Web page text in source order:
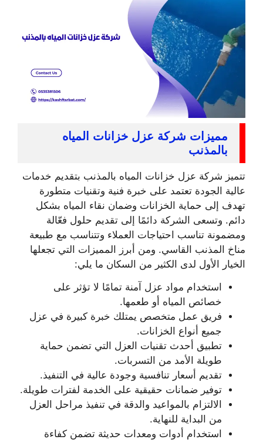
مميزات شركة عزل خزانات المياه
بالمذنب
تتميز شركة عزل خزانات المياه بالمذنب بتقديم خدمات
عالية الجودة تعتمد على خبرة فنية وتقنيات متطورة
تهدف إلى حماية الخزانات وضمان نقاء المياه بشكل
دائم. وتسعى الشركة دائمًا إلى تقديم حلول فعّالة
ومضمونة تناسب احتياجات العملاء وتتناسب مع طبيعة
مناخ المذنب القاسي. ومن أبرز المميزات التي تجعلها
الخيار الأول لدى الكثير من السكان ما يلي:
استخدام مواد عزل آمنة تمامًا لا تؤثر على
خصائص المياه أو طعمها.
فريق عمل متخصص يمتلك خبرة كبيرة في عزل
جميع أنواع الخزانات.
تطبيق أحدث تقنيات العزل التي تضمن حماية
طويلة الأمد من التسربات.
تقديم أسعار تنافسية وجودة عالية في التنفيذ.
توفير ضمانات حقيقية على الخدمة لفترات طويلة.
الالتزام بالمواعيد والدقة في تنفيذ مراحل العزل
من البداية للنهاية.
استخدام أدوات ومعدات حديثة تضمن كفاءة